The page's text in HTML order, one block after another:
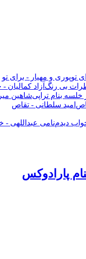
پوری و مهیار - برای تو
آزاد
شاهین
امید سلطانی - تقاص
نامی عبداللهی -
پارادوکس